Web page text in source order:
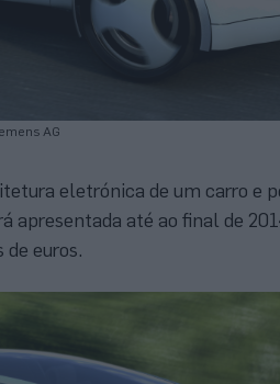
AG
eletrónica de um carro e
apresentada até ao final de
euros.